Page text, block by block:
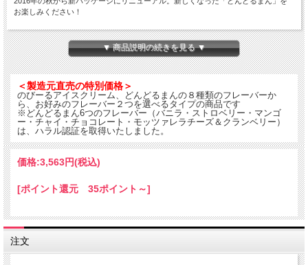
お楽しみください！
※容器が異なる場合がございます。
▼ 商品説明の続きを見る ▼
＜製造元直売の特別価格＞
のびーるアイスクリーム、どんどるまんの８種類のフレーバーか
ら、お好みのフレーバー２つを選べるタイプの商品です
※どんどるまん6つのフレーバー（バニラ・ストロベリー・マンゴ
ー・チャイ・チョコレート・モッツァレラチーズ＆クランベリー）
は、ハラル認証を取得いたしました。
価格:3,563円(税込)
[ポイント還元 35ポイント～]
注文